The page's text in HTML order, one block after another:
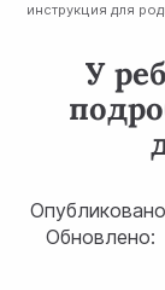
инструкция для
У
Обновлено: